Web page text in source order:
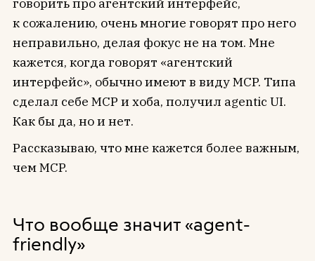
говорить про агентский интерфейс,
к сожалению, очень многие говорят про него
неправильно, делая фокус не на том. Мне
кажется, когда говорят «агентский
интерфейс», обычно имеют в виду MCP. Типа
сделал себе MCP и хоба, получил agentic UI.
Как бы да, но и нет.
Рассказываю, что мне кажется более важным,
чем MCP.
Что вообще значит «agent-
friendly»